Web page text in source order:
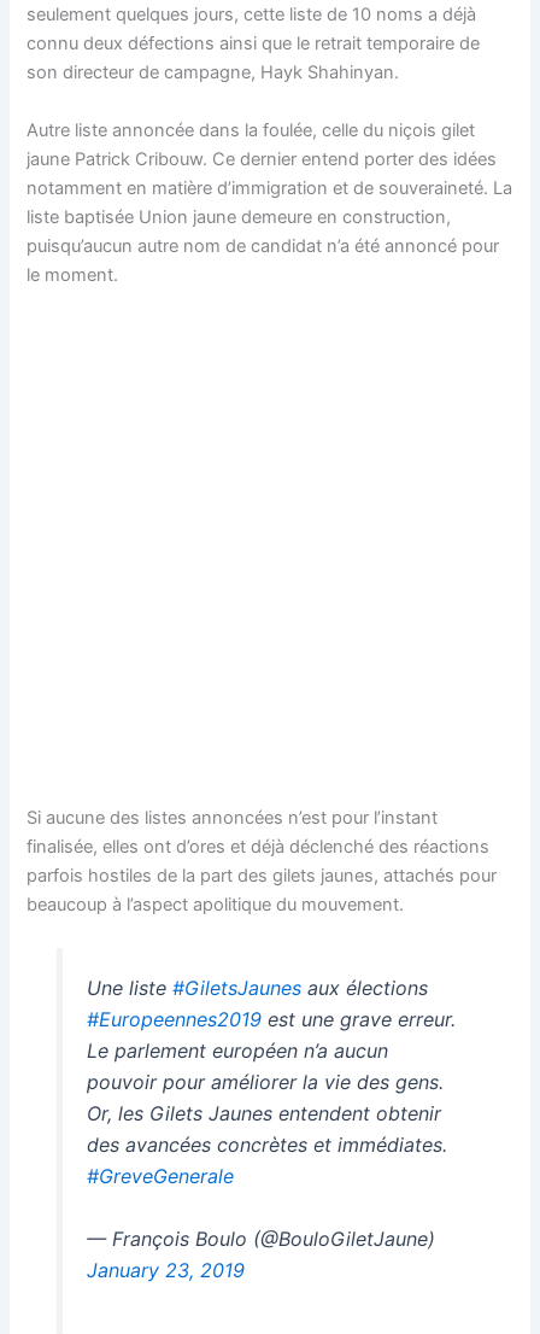
seulement quelques jours, cette liste de 10 noms a déjà
connu deux défections ainsi que le retrait temporaire de
son directeur de campagne, Hayk Shahinyan.
Autre liste annoncée dans la foulée, celle du niçois gilet
jaune Patrick Cribouw. Ce dernier entend porter des idées
notamment en matière d’immigration et de souveraineté. La
liste baptisée Union jaune demeure en construction,
puisqu’aucun autre nom de candidat n’a été annoncé pour
le moment.
Si aucune des listes annoncées n’est pour l’instant
finalisée, elles ont d’ores et déjà déclenché des réactions
parfois hostiles de la part des gilets jaunes, attachés pour
beaucoup à l’aspect apolitique du mouvement.
Une liste #GiletsJaunesaux élections
#Europeennes2019est une grave erreur.
Le parlement européen n’a aucun
pouvoir pour améliorer la vie des gens.
Or, les Gilets Jaunes entendent obtenir
des avancées concrètes et immédiates.
#GreveGenerale
— François Boulo (@BouloGiletJaune)
January 23, 2019